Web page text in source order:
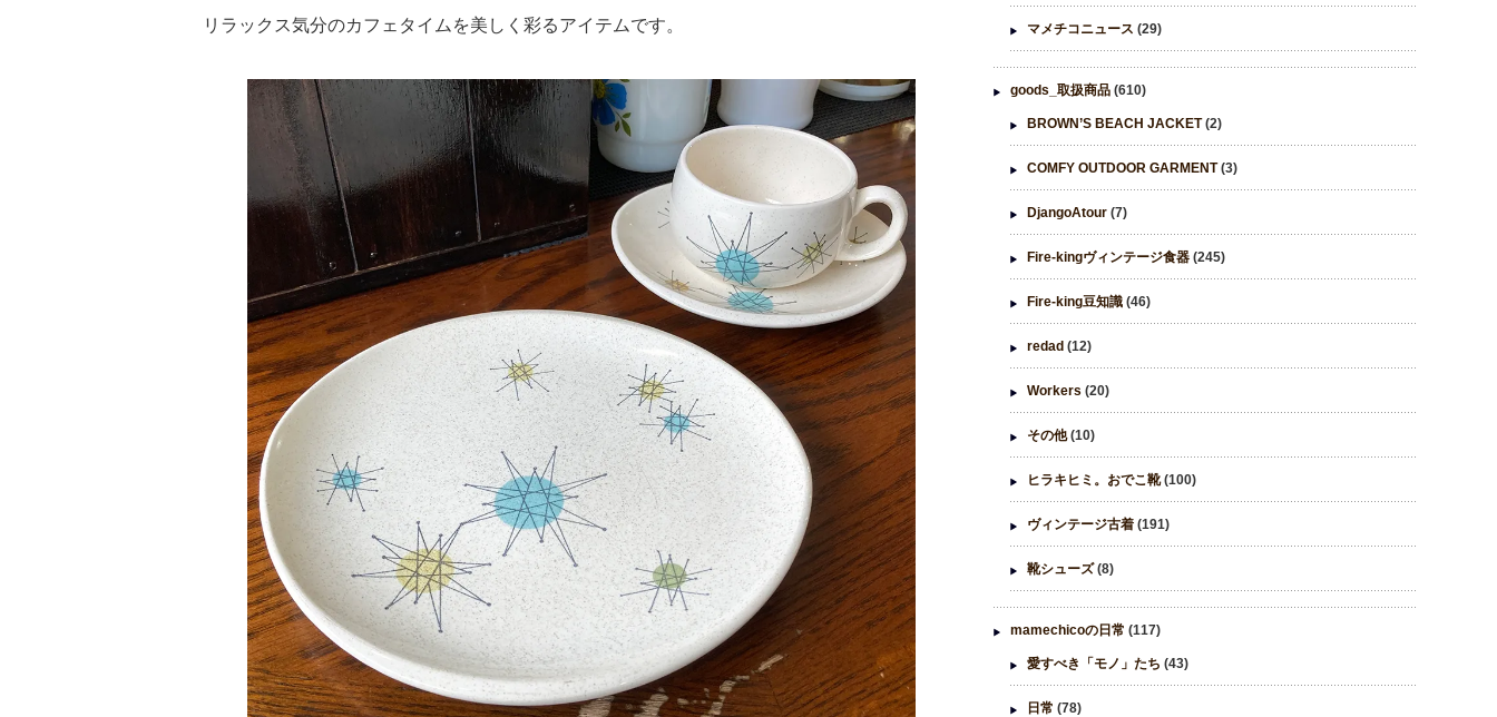
リラックス気分のカフェタイムを美しく彩るアイテムです。
マメチコニュース (29)
goods_取扱商品 (610)
BROWN’S BEACH JACKET(2)
COMFY OUTDOOR GARMENT(3)
DjangoAtour (7)
Fire-kingヴィンテージ食器 (245)
Fire-king豆知識 (46)
redad (12)
Workers (20)
その他(10)
ヒラキヒミ。おでこ靴(100)
ヴィンテージ古着 (191)
靴シューズ(8)
mamechicoの日常 (117)
愛すべき「モノ」たち (43)
日常 (78)